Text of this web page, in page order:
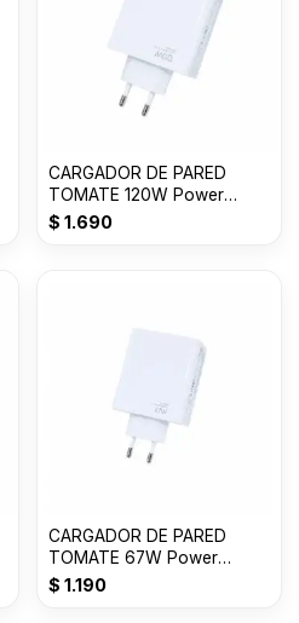
CARGADOR DE PARED
TOMATE 120W Power
adapter Suit USB T-CH018
$ 1.690
CARGADOR DE PARED
TOMATE 67W Power
adapter Suit USB T-CH016
$ 1.190